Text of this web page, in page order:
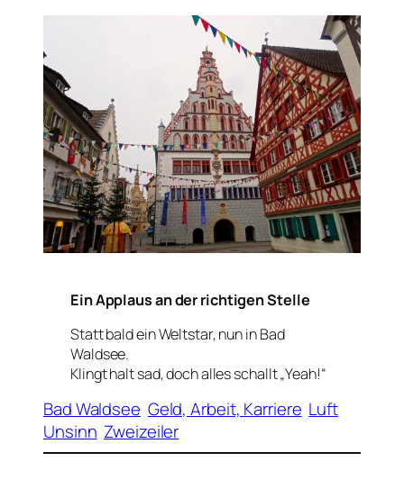
Ein Applaus an der richtigen Stelle
Statt bald ein Weltstar, nun in Bad
Waldsee.
Klingt halt sad, doch alles schallt „Yeah!“
Bad Waldsee Geld, Arbeit, Karriere Luft
Unsinn Zweizeiler